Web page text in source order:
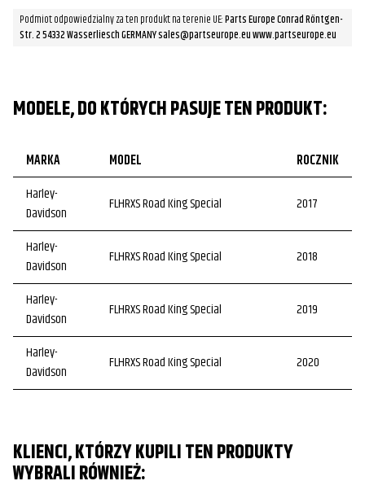
Podmiot odpowiedzialny za ten produkt na terenie UE:Parts Europe Conrad Röntgen-
Str. 2 54332 Wasserliesch GERMANY sales@partseurope.eu www.partseurope.eu
MODELE, DO KTÓRYCH PASUJE TEN PRODUKT:
MARKA MODEL
ROCZNIK
Harley-
Davidson
FLHRXS Road King Special 2017
Harley-
Davidson
FLHRXS Road King Special 2018
Harley-
Davidson
FLHRXS Road King Special 2019
Harley-
Davidson
FLHRXS Road King Special 2020
Harley-
Davidson
FLHRXS Road King Special
KLIENCI, KTÓRZY KUPILI TEN PRODUKTY
WYBRALI RÓWNIEŻ: